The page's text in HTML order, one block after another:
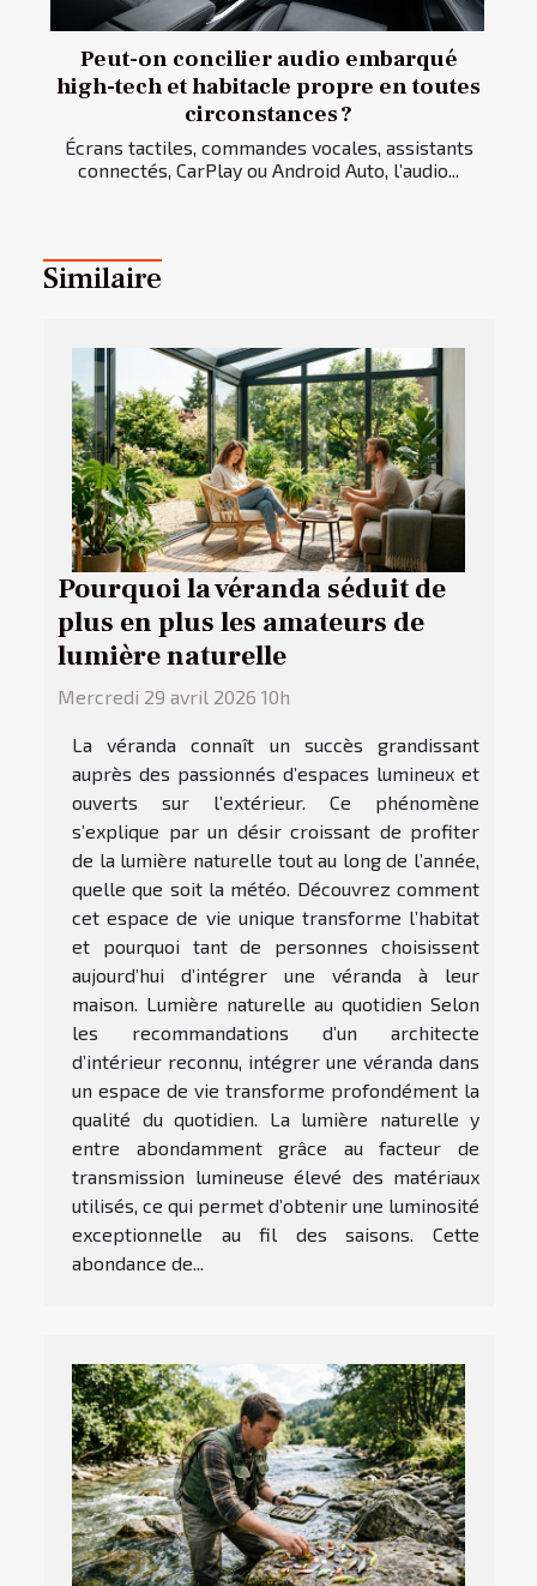
Peut-on concilier audio embarqué
high-tech et habitacle propre en toutes
circonstances ?
Écrans tactiles, commandes vocales, assistants
connectés, CarPlay ou Android Auto, l’audio...
Similaire
Pourquoi la véranda séduit de
plus en plus les amateurs de
lumière naturelle
Mercredi 29 avril 2026 10h
La véranda connaît un succès grandissant
auprès des passionnés d’espaces lumineux et
ouverts sur l’extérieur. Ce phénomène
s’explique par un désir croissant de profiter
de la lumière naturelle tout au long de l’année,
quelle que soit la météo. Découvrez comment
cet espace de vie unique transforme l’habitat
et pourquoi tant de personnes choisissent
aujourd’hui d’intégrer une véranda à leur
maison. Lumière naturelle au quotidien Selon
les recommandations d’un architecte
d’intérieur reconnu, intégrer une véranda dans
un espace de vie transforme profondément la
qualité du quotidien. La lumière naturelle y
entre abondamment grâce au facteur de
transmission lumineuse élevé des matériaux
utilisés, ce qui permet d’obtenir une luminosité
exceptionnelle au fil des saisons. Cette
abondance de...